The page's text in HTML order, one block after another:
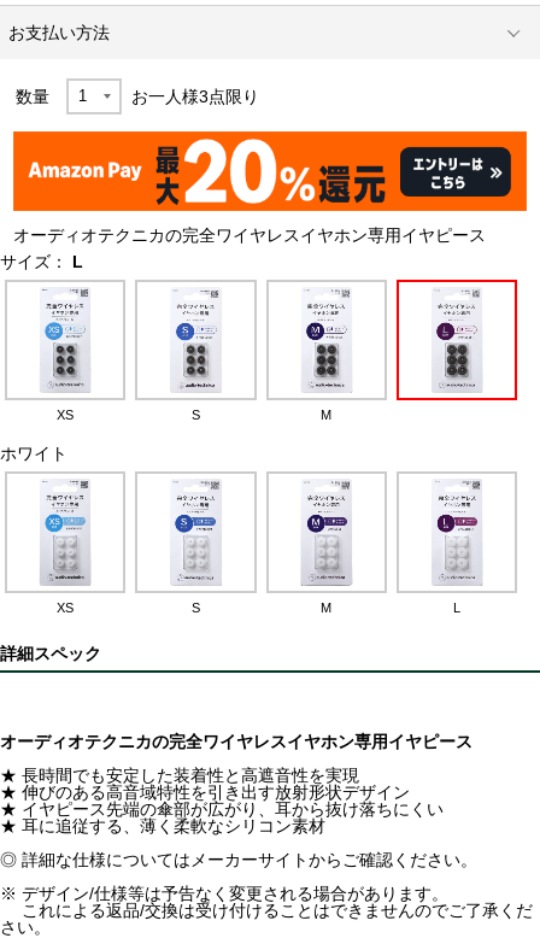
お支払い方法
数量 お一人様3点限り
オーディオテクニカの完全ワイヤレスイヤホン専用イヤピース
サイズ： L
XS S M
ホワイト
XS S M L
詳細スペック
オーディオテクニカの完全ワイヤレスイヤホン専用イヤピース
★ 長時間でも安定した装着性と高遮音性を実現
★ 伸びのある高音域特性を引き出す放射形状デザイン
★ イヤピース先端の傘部が広がり、耳から抜け落ちにくい
★ 耳に追従する、薄く柔軟なシリコン素材
◎ 詳細な仕様についてはメーカーサイトからご確認ください。
※ デザイン/仕様等は予告なく変更される場合があります。
これによる返品/交換は受け付けることはできませんのでご了承くだ
さい。